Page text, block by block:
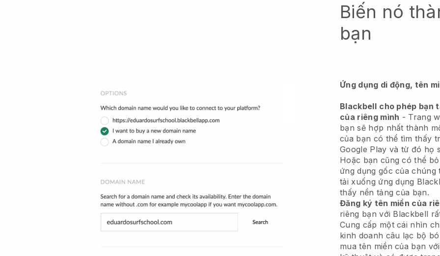
Biến nó
bạn
Ứng dụng di động, tên
Blackbell cho phép bạn
của riêng mình - Trang
bạn sẽ hợp nhất thành
của bạn có thể tìm thấy
Google Play và từ đó họ
Hoặc bạn cũng có thể
ứng dụng gốc của
tải xuống ứng dụng
thấy nền tảng của bạn.
Đăng ký tên miền của
riêng bạn với Blackbell
Cung cấp một cái nhìn
kinh doanh câu lạc bộ
mua tên miền của bạn